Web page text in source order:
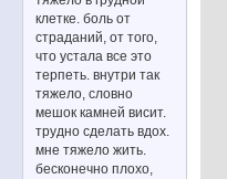
клетке. боль от
страданий, от того,
что устала все это
терпеть. внутри так
тяжело, словно
мешок камней висит.
трудно сделать вдох.
мне тяжело жить.
бесконечно плохо,